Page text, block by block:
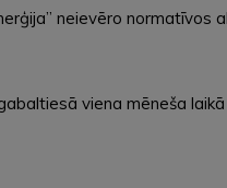
neievēro
viena mēneša